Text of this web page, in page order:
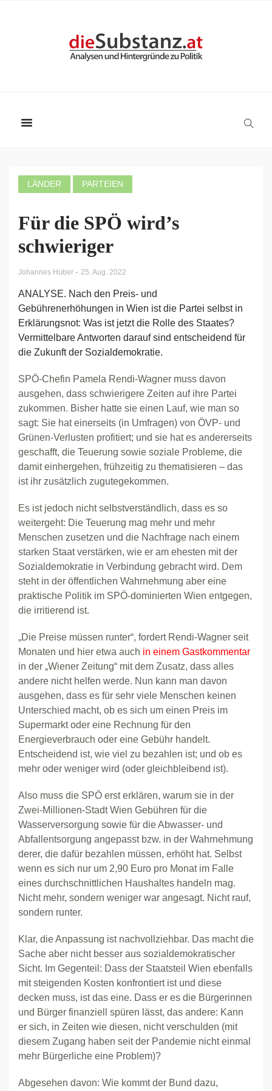
LÄNDER PARTEIEN
Für die SPÖ wird’s
schwieriger
Johannes Huber - 25. Aug. 2022
ANALYSE. Nach den Preis- und
Gebührenerhöhungen in Wien ist die Partei selbst in
Erklärungsnot: Was ist jetzt die Rolle des Staates?
Vermittelbare Antworten darauf sind entscheidend für
die Zukunft der Sozialdemokratie.
SPÖ-Chefin Pamela Rendi-Wagner muss davon
ausgehen, dass schwierigere Zeiten auf ihre Partei
zukommen. Bisher hatte sie einen Lauf, wie man so
sagt: Sie hat einerseits (in Umfragen) von ÖVP- und
Grünen-Verlusten profitiert; und sie hat es andererseits
geschafft, die Teuerung sowie soziale Probleme, die
damit einhergehen, frühzeitig zu thematisieren – das
ist ihr zusätzlich zugutegekommen.
Es ist jedoch nicht selbstverständlich, dass es so
weitergeht: Die Teuerung mag mehr und mehr
Menschen zusetzen und die Nachfrage nach einem
starken Staat verstärken, wie er am ehesten mit der
Sozialdemokratie in Verbindung gebracht wird. Dem
steht in der öffentlichen Wahrnehmung aber eine
praktische Politik im SPÖ-dominierten Wien entgegen,
die irritierend ist.
„Die Preise müssen runter“, fordert Rendi-Wagner seit
Monaten und hier etwa auch in einem Gastkommentar
in der „Wiener Zeitung“ mit dem Zusatz, dass alles
andere nicht helfen werde. Nun kann man davon
ausgehen, dass es für sehr viele Menschen keinen
Unterschied macht, ob es sich um einen Preis im
Supermarkt oder eine Rechnung für den
Energieverbrauch oder eine Gebühr handelt.
Entscheidend ist, wie viel zu bezahlen ist; und ob es
mehr oder weniger wird (oder gleichbleibend ist).
Also muss die SPÖ erst erklären, warum sie in der
Zwei-Millionen-Stadt Wien Gebühren für die
Wasserversorgung sowie für die Abwasser- und
Abfallentsorgung angepasst bzw. in der Wahrnehmung
derer, die dafür bezahlen müssen, erhöht hat. Selbst
wenn es sich nur um 2,90 Euro pro Monat im Falle
eines durchschnittlichen Haushaltes handeln mag.
Nicht mehr, sondern weniger war angesagt. Nicht rauf,
sondern runter.
Klar, die Anpassung ist nachvollziehbar. Das macht die
Sache aber nicht besser aus sozialdemokratischer
Sicht. Im Gegenteil: Dass der Staatsteil Wien ebenfalls
mit steigenden Kosten konfrontiert ist und diese
decken muss, ist das eine. Dass er es die Bürgerinnen
und Bürger finanziell spüren lässt, das andere: Kann
er sich, in Zeiten wie diesen, nicht verschulden (mit
diesem Zugang haben seit der Pandemie nicht einmal
mehr Bürgerliche eine Problem)?
Abgesehen davon: Wie kommt der Bund dazu,